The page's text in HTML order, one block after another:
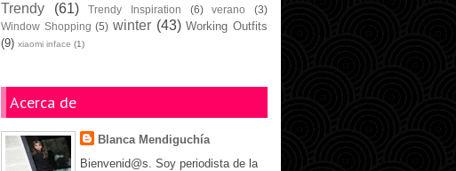
Trendy (61) Trendy Inspiration (6) verano
(3)
Window Shopping (5) winter (43) Working Outfits
(9) xiaomi inface (1)
Acerca de
Blanca Mendiguchía
Bienvenid@s. Soy periodista de la